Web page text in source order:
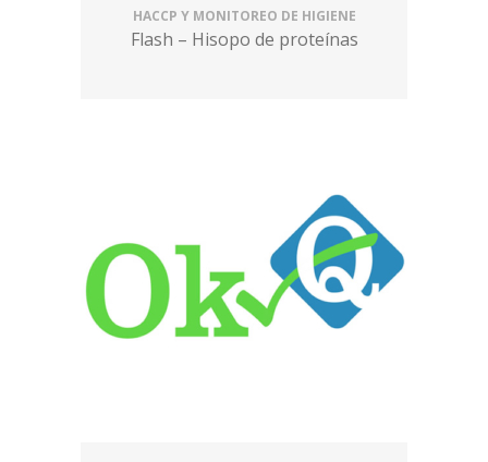
HACCP Y MONITOREO DE HIGIENE
Flash – Hisopo de proteínas